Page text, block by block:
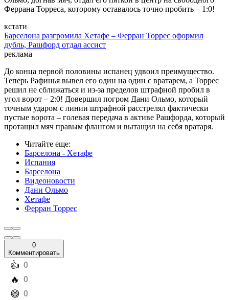
Феррана Торреса, которому оставалось точно пробить – 1:0!
кстати
Барселона разгромила Хетафе – Ферран Торрес оформил
дубль, Рашфорд отдал ассист
реклама
До конца первой половины испанец удвоил преимущество.
Теперь Рафинья вывел его один на один с вратарем, а Торрес
решил не сближаться и из-за пределов штрафной пробил в
угол ворот – 2:0! Довершил погром Дани Ольмо, который
точным ударом с линии штрафной расстрелял фактически
пустые ворота – голевая передача в активе Рашфорда, который
протащил мяч правым флангом и вытащил на себя вратаря.
Читайте еще:
Барселона - Хетафе
Испания
Барселона
Видеоновости
Дани Ольмо
Хетафе
Ферран Торрес
0
Комментировать
️👍 0
️🔥 0
️😄 0